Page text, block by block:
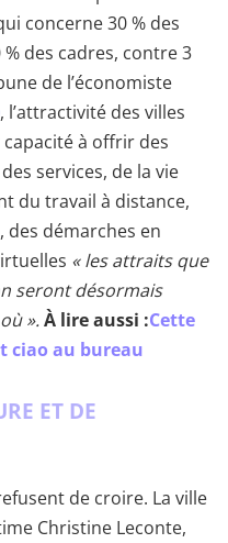
concerne 30 % des
des cadres, contre 3
de l’économiste
, l’attractivité des villes
à offrir des
services, de la vie
du travail à distance,
démarches en
« les attraits que
seront désormais
».À lire aussi :Cette
ciao au bureau
ET DE
de croire. La ville
Christine Leconte,